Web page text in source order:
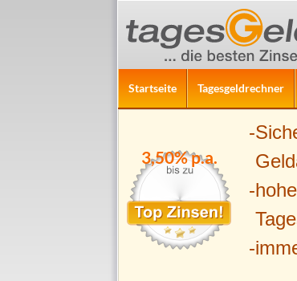
Startseite Tagesgeldrechner
3,50% p.a.
hohe